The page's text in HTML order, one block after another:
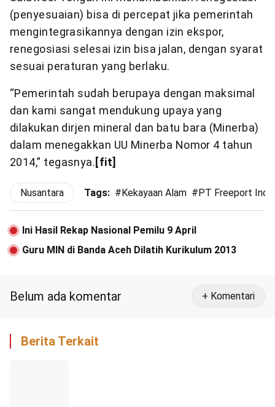
(penyesuaian) bisa di percepat jika pemerintah
mengintegrasikannya dengan izin ekspor,
renegosiasi selesai izin bisa jalan, dengan syarat
sesuai peraturan yang berlaku.
“Pemerintah sudah berupaya dengan maksimal
dan kami sangat mendukung upaya yang
dilakukan dirjen mineral dan batu bara (Minerba)
dalam menegakkan UU Minerba Nomor 4 tahun
2014,” tegasnya.[fit]
Nusantara Tags: # Kekayaan Alam # PT Freeport
Ini Hasil Rekap Nasional Pemilu 9 April
Guru MIN di Banda Aceh Dilatih Kurikulum 2013
Belum ada komentar + Komentari
Berita Terkait